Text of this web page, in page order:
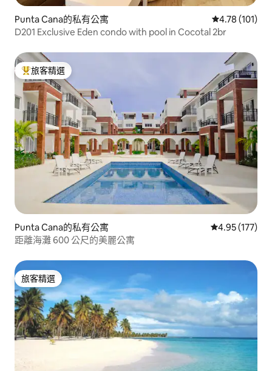
Punta Cana的私有公寓 從 101 則評價
4.78 (101)
D201 Exclusive Eden condo with pool in Cocotal 2br
旅客精選榜首
旅客精選
Punta Cana的私有公寓 從 177 則評價
4.95 (177)
距離海灘 600 公尺的美麗公寓
旅客精選
旅客精選